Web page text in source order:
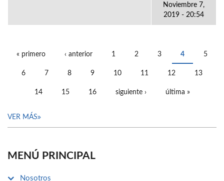
Noviembre 7,
2019 - 20:54
« primero ‹ anterior 1 2 3 4 5
6 7 8 9 10 11 12 13
14 15 16 siguiente › última »
VER MÁS
MENÚ PRINCIPAL
Nosotros